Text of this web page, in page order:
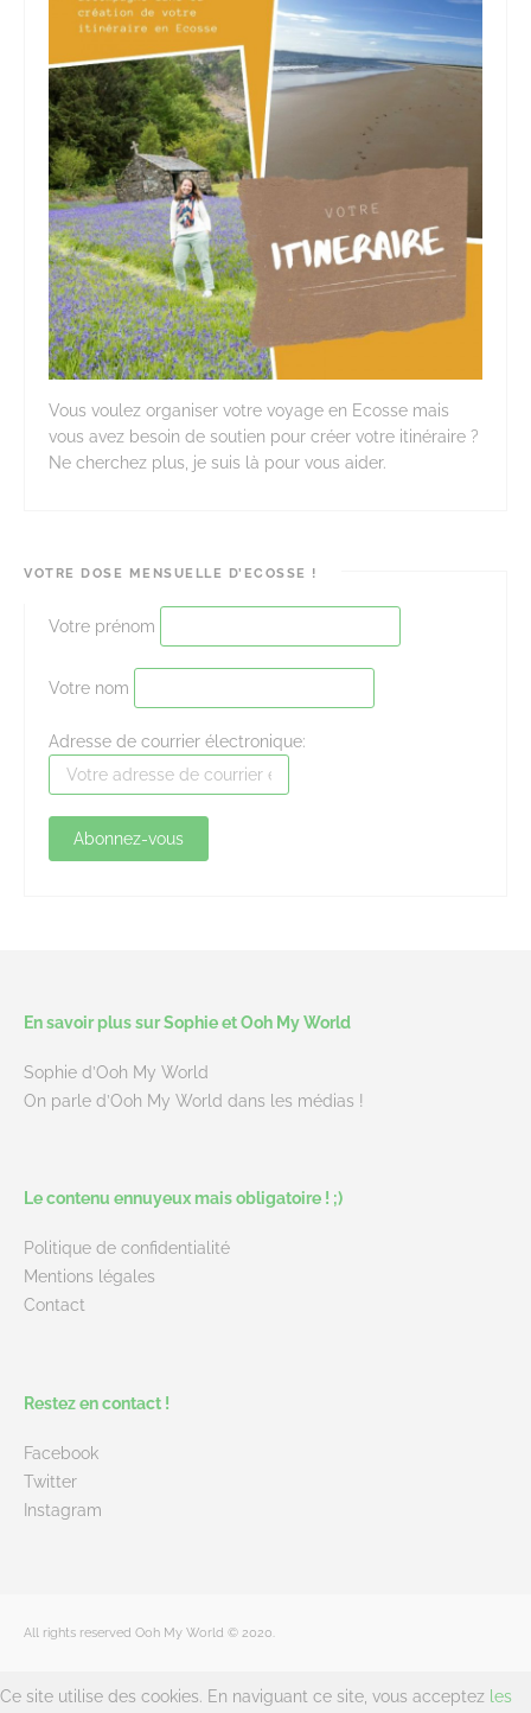
Vous voulez organiser votre voyage en Ecosse mais
vous avez besoin de soutien pour créer votre itinéraire ?
Ne cherchez plus, je suis là pour vous aider.
VOTRE DOSE MENSUELLE D’ECOSSE !
Votre prénom
Votre nom
Adresse de courrier électronique:
En savoir plus sur Sophie et Ooh My World
Sophie d’Ooh My World
On parle d’Ooh My World dans les médias !
Le contenu ennuyeux mais obligatoire ! ;)
Politique de confidentialité
Mentions légales
Contact
Restez en contact !
Facebook
Twitter
Instagram
All rights reserved Ooh My World © 2020.
Ce site utilise des cookies. En naviguant ce site, vous acceptez les